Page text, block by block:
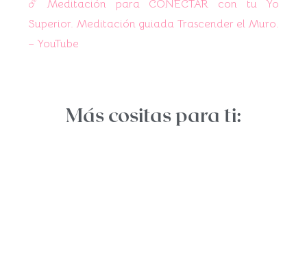
☄️ Meditación para CONECTAR con tu Yo
Superior. Meditación guiada Trascender el Muro.
– YouTube
Más cositas para ti: